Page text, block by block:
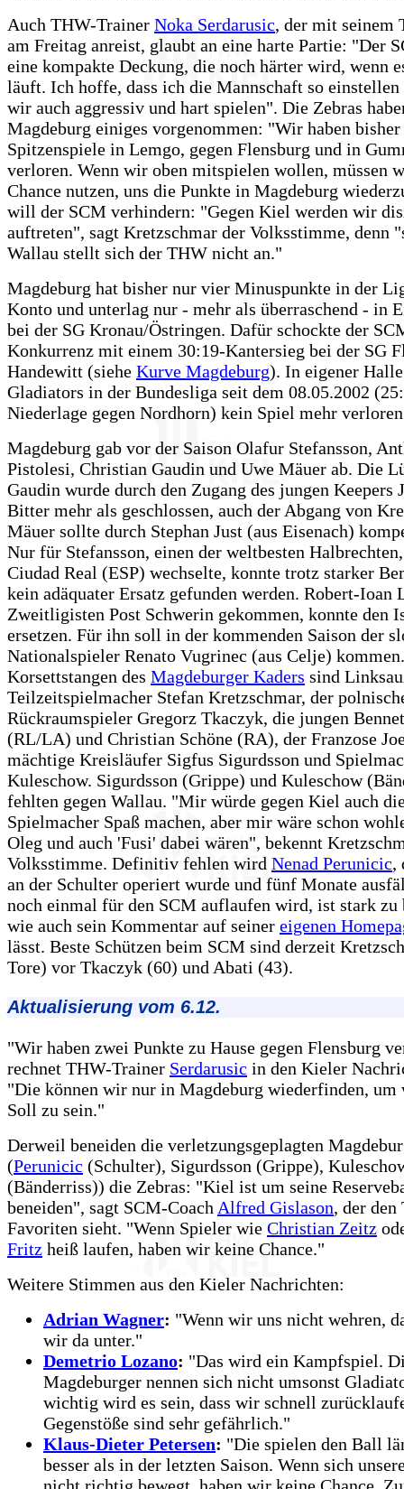
Auch THW-Trainer Noka Serdarusic, der mit seinem
am Freitag anreist, glaubt an eine harte Partie: "Der
eine kompakte Deckung, die noch härter wird, wenn
läuft. Ich hoffe, dass ich die Mannschaft so einstellen
wir auch aggressiv und hart spielen". Die Zebras
Magdeburg einiges vorgenommen: "Wir haben
Spitzenspiele in Lemgo, gegen Flensburg und in
verloren. Wenn wir oben mitspielen wollen, müssen
Chance nutzen, uns die Punkte in Magdeburg
will der SCM verhindern: "Gegen Kiel werden wir
auftreten", sagt Kretzschmar der Volksstimme, denn
Wallau stellt sich der THW nicht an."
Magdeburg hat bisher nur vier Minuspunkte in der
Konto und unterlag nur - mehr als überraschend - in
bei der SG Kronau/Östringen. Dafür schockte der
Konkurrenz mit einem 30:19-Kantersieg bei der SG
Handewitt (siehe Kurve Magdeburg). In eigener
Gladiators in der Bundesliga seit dem 08.05.2002
Niederlage gegen Nordhorn) kein Spiel mehr
Magdeburg gab vor der Saison Olafur Stefansson,
Pistolesi, Christian Gaudin und Uwe Mäuer ab. Die
Gaudin wurde durch den Zugang des jungen Keepers
Bitter mehr als geschlossen, auch der Abgang von
Mäuer sollte durch Stephan Just (aus Eisenach)
Nur für Stefansson, einen der weltbesten
Ciudad Real (ESP) wechselte, konnte trotz starker
kein adäquater Ersatz gefunden werden. Robert-Ioan
Zweitligisten Post Schwerin gekommen, konnte den
ersetzen. Für ihn soll in der kommenden Saison der
Nationalspieler Renato Vugrinec (aus Celje) kommen.
Korsettstangen des Magdeburger Kaders sind
Teilzeitspielmacher Stefan Kretzschmar, der
Rückraumspieler Gregorz Tkaczyk, die jungen
(RL/LA) und Christian Schöne (RA), der Franzose
mächtige Kreisläufer Sigfus Sigurdsson und
Kuleschow. Sigurdsson (Grippe) und Kuleschow
fehlten gegen Wallau. "Mir würde gegen Kiel auch
Spielmacher Spaß machen, aber mir wäre schon
Oleg und auch 'Fusi' dabei wären", bekennt
Volksstimme. Definitiv fehlen wird Nenad Perunicic,
an der Schulter operiert wurde und fünf Monate
noch einmal für den SCM auflaufen wird, ist stark zu
wie auch sein Kommentar auf seiner eigenen
lässt. Beste Schützen beim SCM sind derzeit
Tore) vor Tkaczyk (60) und Abati (43).
Aktualisierung vom 6.12.
"Wir haben zwei Punkte zu Hause gegen Flensburg
rechnet THW-Trainer Serdarusic in den Kieler
"Die können wir nur in Magdeburg wiederfinden, um
Soll zu sein."
Derweil beneiden die verletzungsgeplagten
(Perunicic (Schulter), Sigurdsson (Grippe),
(Bänderriss)) die Zebras: "Kiel ist um seine
beneiden", sagt SCM-Coach Alfred Gislason, der
Favoriten sieht. "Wenn Spieler wie Christian Zeitz
Fritz heiß laufen, haben wir keine Chance."
Weitere Stimmen aus den Kieler Nachrichten:
Adrian Wagner: "Wenn wir uns nicht wehren,
wir da unter."
Demetrio Lozano: "Das wird ein Kampfspiel.
Magdeburger nennen sich nicht umsonst
wichtig wird es sein, dass wir schnell
Gegenstöße sind sehr gefährlich."
Klaus-Dieter Petersen: "Die spielen den Ball
besser als in der letzten Saison. Wenn sich
nicht richtig bewegt, haben wir keine Chance.